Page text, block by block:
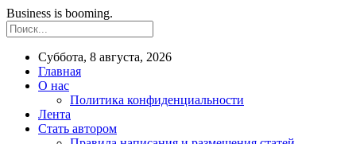
Business is booming.
Суббота, 8 августа, 2026
Главная
О нас
Политика конфиденциальности
Лента
Стать автором